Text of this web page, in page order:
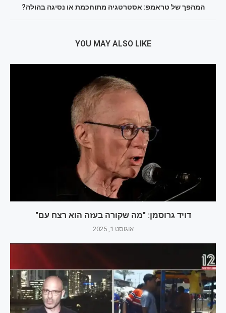
המהפך של טראמפ: אסטרטגיה מתוחכמת או נסיגה בהולה?
YOU MAY ALSO LIKE
דויד גרוסמן: "מה שקורה בעזה הוא רצח עם"
אוגוסט 1, 2025